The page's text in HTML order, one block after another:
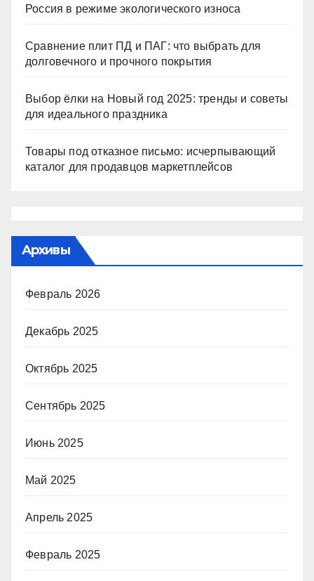
Россия в режиме экологического износа
Сравнение плит ПД и ПАГ: что выбрать для
долговечного и прочного покрытия
Выбор ёлки на Новый год 2025: тренды и советы
для идеального праздника
Товары под отказное письмо: исчерпывающий
каталог для продавцов маркетплейсов
Архивы
Февраль 2026
Декабрь 2025
Октябрь 2025
Сентябрь 2025
Июнь 2025
Май 2025
Апрель 2025
Февраль 2025